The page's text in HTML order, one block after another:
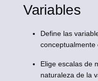
Variables
Define las
conceptualmente
Elige escalas de
naturaleza de la